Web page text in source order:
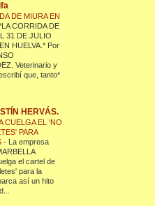
DE MIURA EN
CORRIDA DE
31 DE JULIO
HUELVA.* Por
Veterinario y
que, tanto*
HERVÁS.
CUELGA EL 'NO
PARA
- La empresa
el cartel de
para la
así un hito